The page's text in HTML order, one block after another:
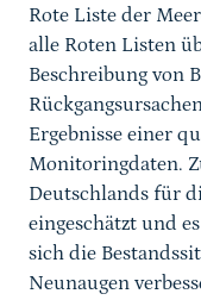
Rote Liste der
alle Roten Listen
Beschreibung von
Ergebnisse einer
Monitoringdaten.
Deutschlands für
eingeschätzt und
sich die
Neunaugen